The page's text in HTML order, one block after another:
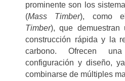
prominente son los
(Mass Timber), como
Timber), que demuestran
construcción rápida y la
carbono. Ofrecen
configuración y diseño,
combinarse de múltiples